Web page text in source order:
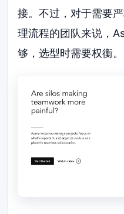
接。不过，对于需要
理流程的团队来说，
够，选型时需要权衡。